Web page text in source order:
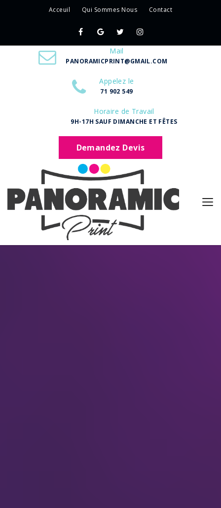
Acceuil Qui Sommes Nous Contact
Mail
PANORAMICPRINT@GMAIL.COM
Appelez le
71 902 549
Horaire de Travail
9H-17H SAUF DIMANCHE ET FÊTES
Demandez Devis